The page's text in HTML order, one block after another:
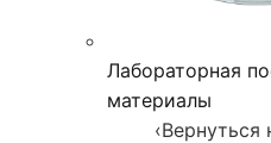
Лабораторная
материалы
‹Вернуться